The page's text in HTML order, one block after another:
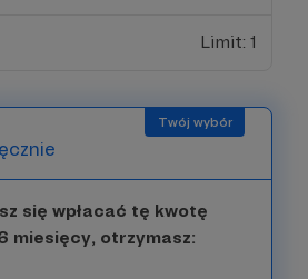
Limit: 1
się wpłacać tę kwotę
miesięcy, otrzymasz: